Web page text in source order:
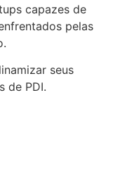
capazes de
pelas
seus
de PDI.